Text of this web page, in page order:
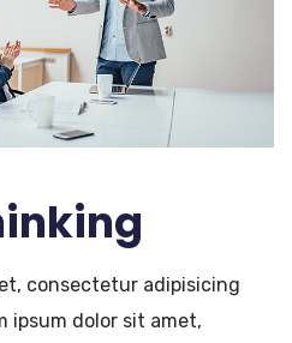
consectetur adipisicing
ipsum dolor sit amet,